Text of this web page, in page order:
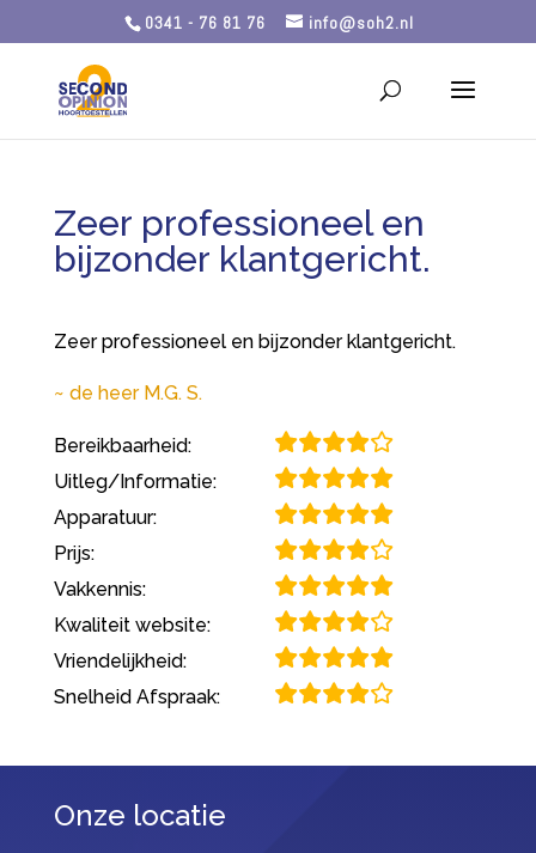
0341 - 76 81 76 info@soh2.nl
Zeer professioneel en
bijzonder klantgericht.
Zeer professioneel en bijzonder klantgericht.
de heer M.G. S.
Bereikbaarheid:
Uitleg/Informatie:
Apparatuur:
Prijs:
Vakkennis:
Kwaliteit website:
Vriendelijkheid:
Snelheid Afspraak:
Onze locatie